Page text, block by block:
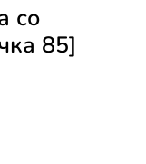
со
85]